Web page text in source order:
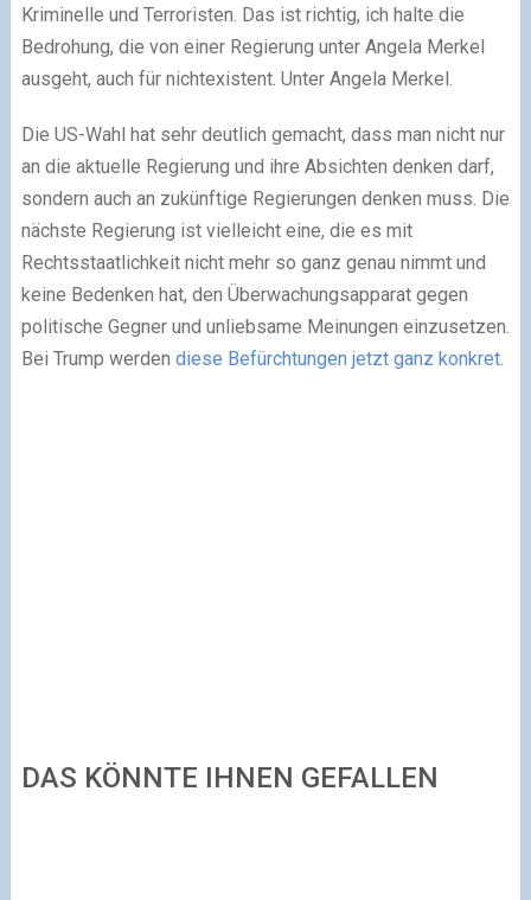
Kriminelle und Terroristen. Das ist richtig, ich halte die
Bedrohung, die von einer Regierung unter Angela Merkel
ausgeht, auch für nichtexistent. Unter Angela Merkel.
Die US-Wahl hat sehr deutlich gemacht, dass man nicht nur
an die aktuelle Regierung und ihre Absichten denken darf,
sondern auch an zukünftige Regierungen denken muss. Die
nächste Regierung ist vielleicht eine, die es mit
Rechtsstaatlichkeit nicht mehr so ganz genau nimmt und
keine Bedenken hat, den Überwachungsapparat gegen
politische Gegner und unliebsame Meinungen einzusetzen.
Bei Trump werden diese Befürchtungen jetzt ganz konkret.
DAS KÖNNTE IHNEN GEFALLEN